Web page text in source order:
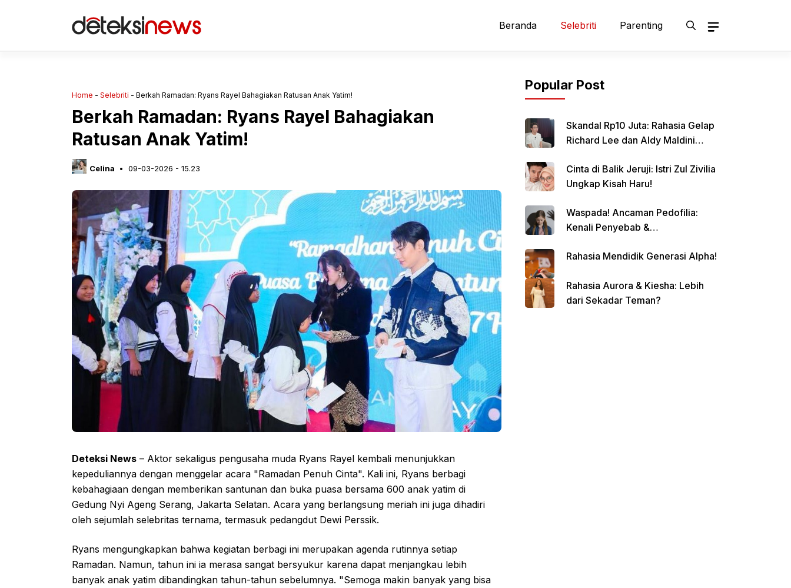
Beranda Selebriti Parenting
Home - Selebriti - Berkah Ramadan: Ryans Rayel Bahagiakan Ratusan Anak Yatim!
Berkah Ramadan: Ryans Rayel Bahagiakan
Ratusan Anak Yatim!
Celina 09-03-2026 - 15.23
Deteksi News – Aktor sekaligus pengusaha muda Ryans Rayel kembali menunjukkan
kepeduliannya dengan menggelar acara "Ramadan Penuh Cinta". Kali ini, Ryans berbagi
kebahagiaan dengan memberikan santunan dan buka puasa bersama 600 anak yatim di
Gedung Nyi Ageng Serang, Jakarta Selatan. Acara yang berlangsung meriah ini juga dihadiri
oleh sejumlah selebritas ternama, termasuk pedangdut Dewi Perssik.
Ryans mengungkapkan bahwa kegiatan berbagi ini merupakan agenda rutinnya setiap
Ramadan. Namun, tahun ini ia merasa sangat bersyukur karena dapat menjangkau lebih
banyak anak yatim dibandingkan tahun-tahun sebelumnya. "Semoga makin banyak yang bisa
Popular Post
Skandal Rp10 Juta: Rahasia Gelap
Richard Lee dan Aldy Maldini
Cinta di Balik Jeruji: Istri Zul Zivilia
Ungkap Kisah Haru!
Waspada! Ancaman Pedofilia:
Kenali Penyebab &
Rahasia Mendidik Generasi Alpha!
Rahasia Aurora & Kiesha: Lebih
dari Sekadar Teman?